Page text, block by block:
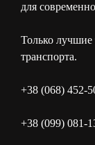
для
Только лучшие
транспорта.
+38 (068) 452-
+38 (099) 081-